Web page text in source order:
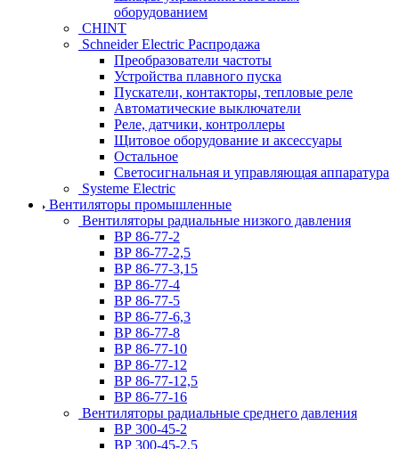
оборудованием
CHINT
Schneider Electric Распродажа
Преобразователи частоты
Устройства плавного пуска
Пускатели, контакторы, тепловые реле
Автоматические выключатели
Реле, датчики, контроллеры
Щитовое оборудование и аксессуары
Остальное
Светосигнальная и управляющая аппаратура
Systeme Electric
Вентиляторы промышленные
Вентиляторы радиальные низкого давления
ВР 86-77-2
ВР 86-77-2,5
ВР 86-77-3,15
ВР 86-77-4
ВР 86-77-5
ВР 86-77-6,3
ВР 86-77-8
ВР 86-77-10
ВР 86-77-12
ВР 86-77-12,5
ВР 86-77-16
Вентиляторы радиальные среднего давления
ВР 300-45-2
ВР 300-45-2,5